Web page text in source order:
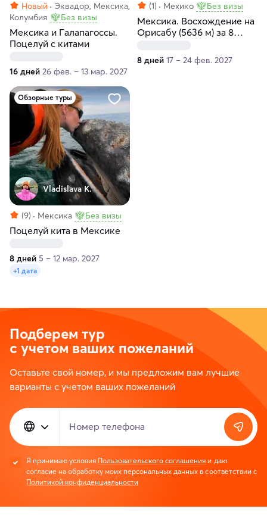
Новый
Эквадор, Мексика,
Колумбия
Без визы
Мексика и Галапагоссы.
Поцелуй с китами
16 дней 26 фев. – 13 мар. 2027
(1) Мехико Без визы
Мексика. Восхождение на
Орисабу (5636 м) за 8
8 дней 17 – 24 фев. 2027
Обзорные туры
Vladislava K.
(9) Мексика Без визы
Поцелуй кита в Мексике
8 дней 5 – 12 мар. 2027
+1 дата
Подберем тур
с учетом ваших пожеланий
Оставьте свой номер, и мы предложим вам лучшие
варианты с учетом ваших пожеланий
Номер телефона
Я принимаю условия Пользовательского соглашения и даю
согласие на обработку моих персональных данных в соответствии с
Политикой конфиденциальности